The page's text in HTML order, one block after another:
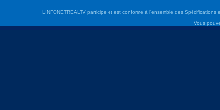
LINFONETREALTV participe et est conforme à l'ensemble des
Vous